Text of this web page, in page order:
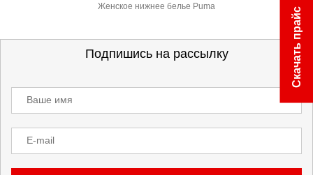
Женское нижнее белье Puma
Подпишись на рассылку
Ваше имя
E-mail
Скачать прайс